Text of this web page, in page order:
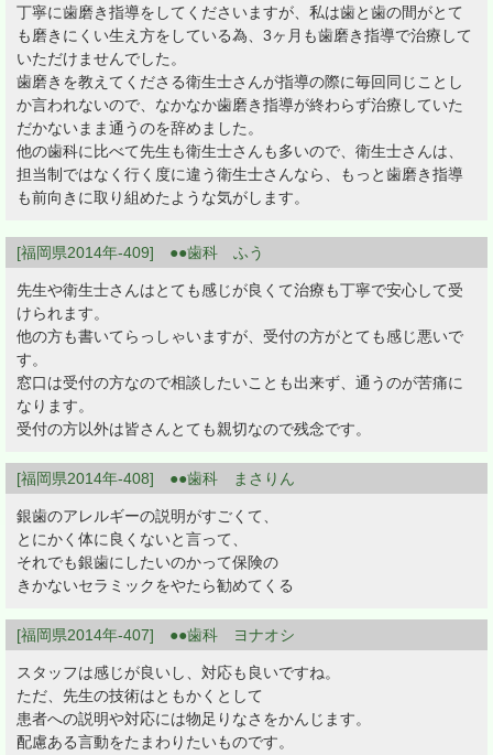
丁寧に歯磨き指導をしてくださいますが、私は歯と歯の間がとて
も磨きにくい生え方をしている為、3ヶ月も歯磨き指導で治療して
いただけませんでした。
歯磨きを教えてくださる衛生士さんが指導の際に毎回同じことし
か言われないので、なかなか歯磨き指導が終わらず治療していた
だかないまま通うのを辞めました。
他の歯科に比べて先生も衛生士さんも多いので、衛生士さんは、
担当制ではなく行く度に違う衛生士さんなら、もっと歯磨き指導
も前向きに取り組めたような気がします。
[福岡県2014年-409] ●●歯科 ふう
先生や衛生士さんはとても感じが良くて治療も丁寧で安心して受
けられます。
他の方も書いてらっしゃいますが、受付の方がとても感じ悪いで
す。
窓口は受付の方なので相談したいことも出来ず、通うのが苦痛に
なります。
受付の方以外は皆さんとても親切なので残念です。
[福岡県2014年-408] ●●歯科 まさりん
銀歯のアレルギーの説明がすごくて、
とにかく体に良くないと言って、
それでも銀歯にしたいのかって保険の
きかないセラミックをやたら勧めてくる
[福岡県2014年-407] ●●歯科 ヨナオシ
スタッフは感じが良いし、対応も良いですね。
ただ、先生の技術はともかくとして
患者への説明や対応には物足りなさをかんじます。
配慮ある言動をたまわりたいものです。